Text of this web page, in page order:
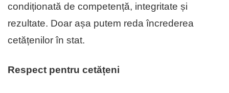
condiționată de competență, integritate și
rezultate. Doar așa putem reda încrederea
cetățenilor în stat.
Respect pentru cetățeni